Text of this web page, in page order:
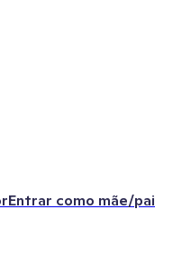
Entrar como mãe/pai